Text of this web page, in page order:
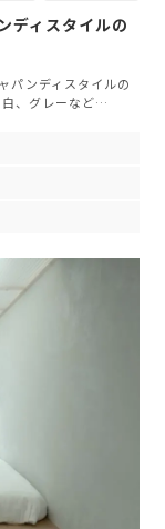
ディスタイルの
パンディスタイルの
白、グレーなど…